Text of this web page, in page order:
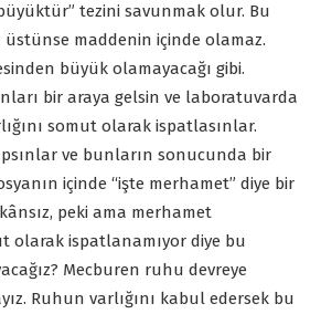
tezini savunmak olur. Bu
maddenin içinde olamaz.
büyük olamayacağı gibi.
bir araya gelsin ve laboratuvarda
somut olarak ispatlasınlar.
ve bunların sonucunda bir
içinde “işte merhamet” diye bir
peki ama merhamet
olarak ispatlanamıyor diye bu
Mecburen ruhu devreye
Ruhun varlığını kabul edersek bu